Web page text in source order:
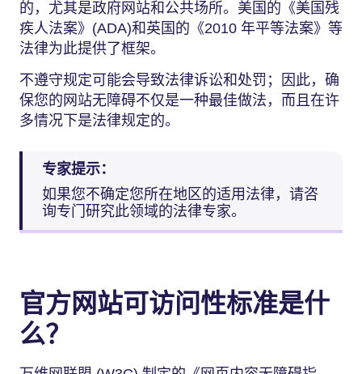
的，尤其是政府网站和公共场所。美国的《美国残
疾人法案》(ADA)和英国的《2010 年平等法案》等
法律为此提供了框架。
不遵守规定可能会导致法律诉讼和处罚；因此，确
保您的网站无障碍不仅是一种最佳做法，而且在许
多情况下是法律规定的。
专家提示：
如果您不确定您所在地区的适用法律，请咨
询专门研究此领域的法律专家。
官方网站可访问性标准是什
么？